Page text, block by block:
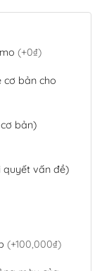
(+0₫)
cơ bản cho
bản)
quyết vấn đề)
(+100,000₫)